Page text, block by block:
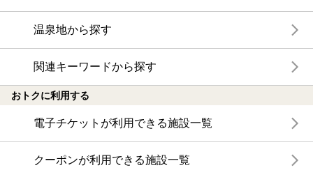
温泉地から探す
関連キーワードから探す
おトクに利用する
電子チケットが利用できる施設一覧
クーポンが利用できる施設一覧